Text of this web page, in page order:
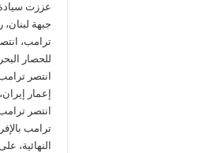
عززت سيادة
جبهة
ترامب،
للحصار
انتصر
انتصر
النهائية،